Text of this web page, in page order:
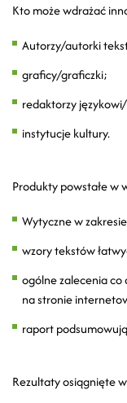
Kto może wdrażać
Autorzy/autorki
graficy/graficzki;
redaktorzy
instytucje kultury.
Produkty powstałe w
Wytyczne w
wzory tekstów
ogólne zalecenia
na stronie
raport
Rezultaty osiągnięte